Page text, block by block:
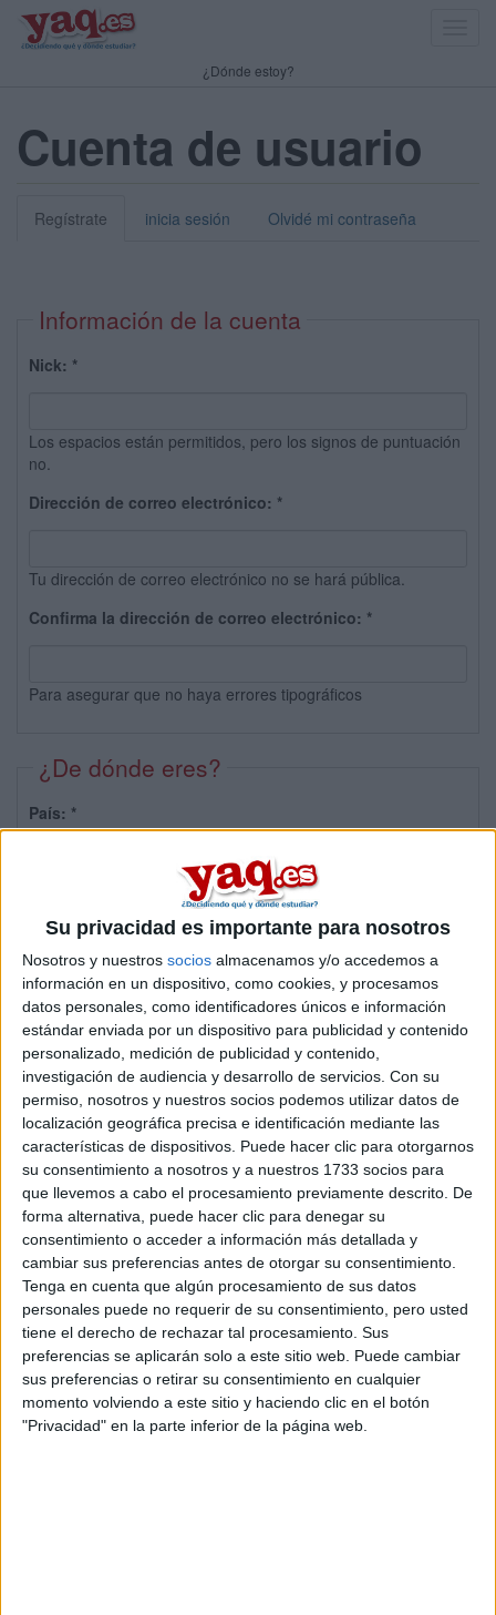
Su privacidad es importante para nosotros
Nosotros y nuestros socios almacenamos y/o accedemos a
información en un dispositivo, como cookies, y procesamos
datos personales, como identificadores únicos e información
estándar enviada por un dispositivo para publicidad y contenido
personalizado, medición de publicidad y contenido,
investigación de audiencia y desarrollo de servicios. Con su
permiso, nosotros y nuestros socios podemos utilizar datos de
localización geográfica precisa e identificación mediante las
características de dispositivos. Puede hacer clic para otorgarnos
su consentimiento a nosotros y a nuestros 1733 socios para
que llevemos a cabo el procesamiento previamente descrito. De
forma alternativa, puede hacer clic para denegar su
consentimiento o acceder a información más detallada y
cambiar sus preferencias antes de otorgar su consentimiento.
Tenga en cuenta que algún procesamiento de sus datos
personales puede no requerir de su consentimiento, pero usted
tiene el derecho de rechazar tal procesamiento. Sus
preferencias se aplicarán solo a este sitio web. Puede cambiar
sus preferencias o retirar su consentimiento en cualquier
momento volviendo a este sitio y haciendo clic en el botón
"Privacidad" en la parte inferior de la página web.
¿Dónde estoy?
Cuenta de usuario
Regístrate inicia sesión Olvidé mi contraseña
Información de la cuenta
Nick: *
Los espacios están permitidos, pero los signos de puntuación
no.
Dirección de correo electrónico: *
Tu dirección de correo electrónico no se hará pública.
Confirma la dirección de correo electrónico: *
Para asegurar que no haya errores tipográficos
¿De dónde eres?
País: *
Sobre ti
Soy:*
Chico
Chica
¿En qué año terminas (o terminaste) bachillerato o FP?
Soy estudiante de:*
Términos y Condiciones de Uso
Aceptolos Términos y Condicionesde uso*